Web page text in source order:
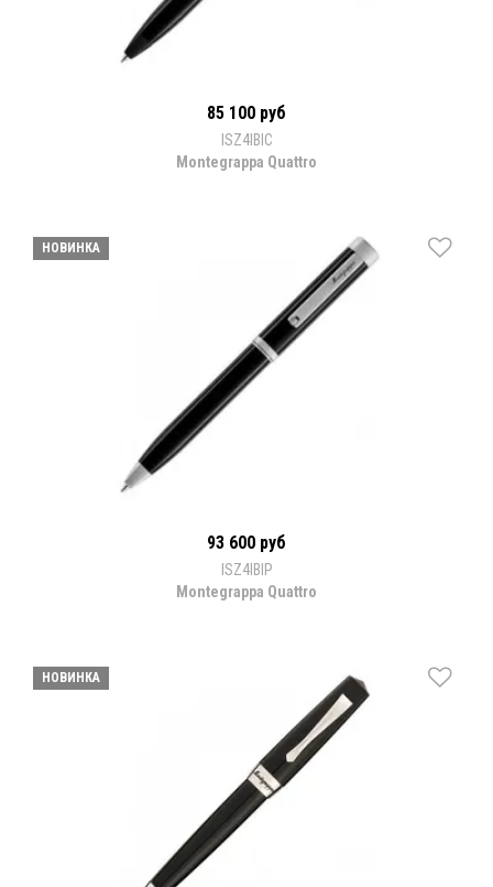
85 100 руб
ISZ4IBIC
Montegrappa Quattro
НОВИНКА
93 600 руб
ISZ4IBIP
Montegrappa Quattro
НОВИНКА